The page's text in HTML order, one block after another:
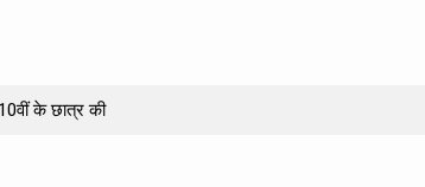
के छात्र की